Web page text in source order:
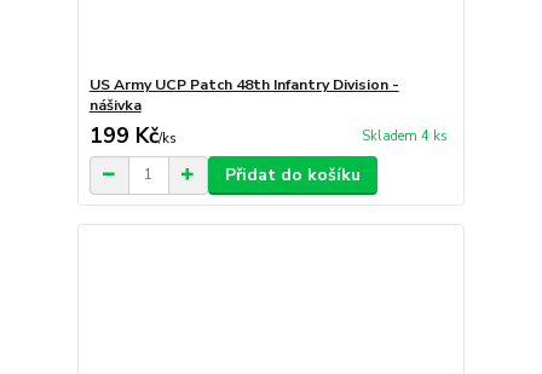
US Army UCP Patch 48th Infantry Division -
nášivka
199 Kč/ks Skladem 4 ks
Přidat do košíku